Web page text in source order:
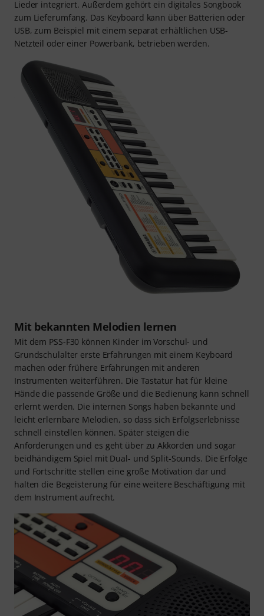
Lieder integriert. Außerdem gehört ein digitales Songbook
zum Lieferumfang. Das Keyboard kann über Batterien oder
USB, zum Beispiel mit einem separat erhältlichen USB-
Netzteil oder einer Powerbank, betrieben werden.
Mit bekannten Melodien lernen
Mit dem PSS-F30 können Kinder im Vorschul- und
Grundschulalter erste Erfahrungen mit einem Keyboard
machen oder frühere Erfahrungen mit anderen
Instrumenten weiterführen. Die Tastatur hat für kleine
Hände die passende Größe und die Bedienung kann schnell
erlernt werden. Die internen Songs haben bekannte und
leicht erlernbare Melodien, so dass sich Erfolgserlebnisse
schnell einstellen können. Später steigen die
Anforderungen und es geht über zu Akkorden und sogar
beidhändigem Spiel mit Dual- und Split-Sounds. Die Erfolge
und Fortschritte stellen eine große Motivation dar und
halten die Begeisterung für eine weitere Beschäftigung mit
dem Instrument aufrecht.